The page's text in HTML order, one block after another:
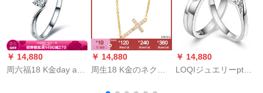
￥ 14,880
周六福18 K金day a
￥ 14,880
周生18 K金のネクス
￥ 14,880
LOQIジュエリーpt